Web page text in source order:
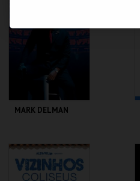
MARK DELMAN
COLISEU DE LISBOA